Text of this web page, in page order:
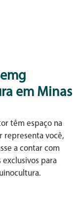
em Minas
têm espaço na
representa você,
a contar com
para